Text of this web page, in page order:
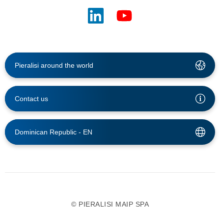
Pieralisi around the world
Contact us
Dominican Republic - EN
© PIERALISI MAIP SPA